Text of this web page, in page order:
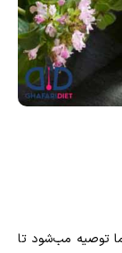
توصیه مب‌شود تا